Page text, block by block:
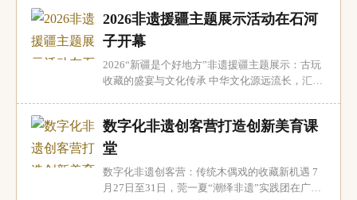
科技考古与文化遗产保护国际学术研讨会上，中
国科学院大学人文学院教授王昌燧的发言引发了
学院...
2026非遗援疆主题展示活动在石河
子开幕
2026“新疆是个好地方”非遗援疆主题展示：古玩
收藏的盛宴与文化传承 中华文化源远流长，汇聚
方”非遗援疆主题展示活动在新疆生产建设兵团石
河子市拉开帷幕。此次活动以“文化润疆 非遗添
数字化非遗创客营打造创新美育课
堂
数字化非遗创客营：传统木偶戏的收藏新机遇 7
月27日至31日，莞一夏“潮绎非遗”实践团在广东